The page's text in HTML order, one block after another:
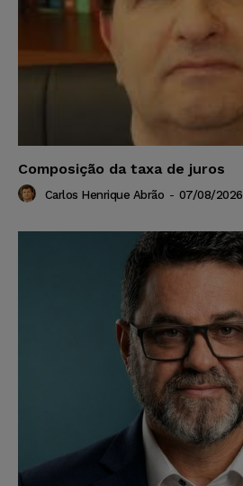
Composição da taxa de juros
Carlos Henrique Abrão - 07/08/2026